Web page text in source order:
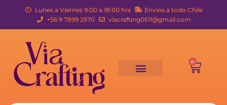
Lunes a Viernes 9:00 a 18:00 hrs
Envíos a todo Chile
+56 9 7899 2570
viacrafting0511@gmail.com
0